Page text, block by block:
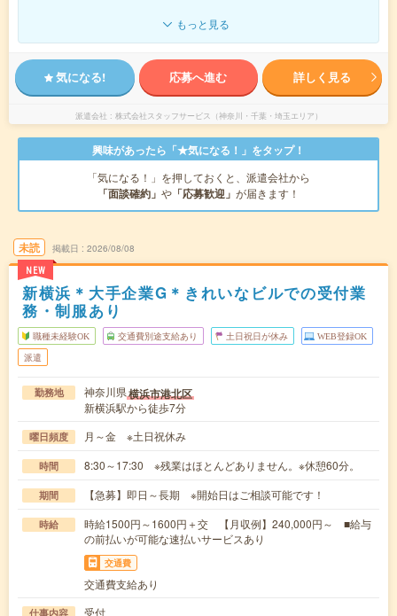
もっと見る
気になる! 応募へ進む 詳しく見る
派遣会社 株式会社スタッフサービス（神奈川・千葉・埼玉エリア）
興味があったら「★気になる！」をタップ！
「気になる！」を押しておくと、派遣会社から
「面談確約」 や 「応募歓迎」 が届きます！
未読
NEW
掲載日 2026/08/08
新横浜＊大手企業G＊きれいなビルでの受付業
務・制服あり
職種未経験OK 交通費別途支給あり 土日祝日が休み WEB登録OK
派遣
勤務地 神奈川県横浜市港北区
新横浜駅から徒歩7分
曜日頻度 月～金 ※土日祝休み
時間 8:30～17:30 ※残業はほとんどありません。※休憩60分。
期間 【急募】即日～長期 ※開始日はご相談可能です！
時給
時給1500円～1600円＋交 【月収例】240,000円～ ■給与
の前払いが可能な速払いサービスあり
交通費
交通費支給あり
仕事内容
受付